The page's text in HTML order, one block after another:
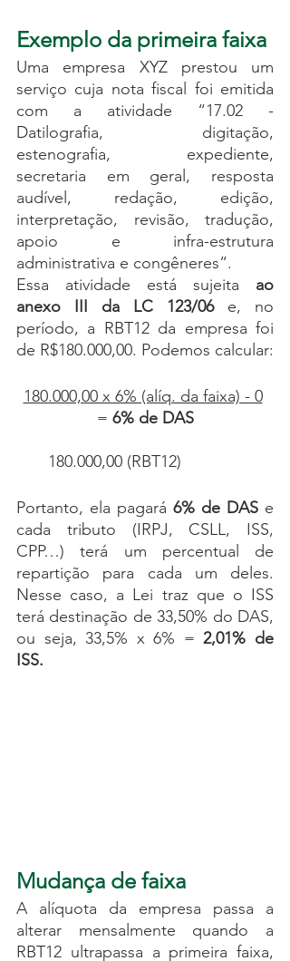
Exemplo da primeira faixa
Uma empresa XYZ prestou um
serviço cuja nota fiscal foi emitida
com a atividade “17.02 -
Datilografia, digitação,
estenografia, expediente,
secretaria em geral, resposta
audível, redação, edição,
interpretação, revisão, tradução,
apoio e infra-estrutura
administrativa e congêneres”.
Essa atividade está sujeita ao
anexo III da LC 123/06 e, no
período, a RBT12 da empresa foi
de R$180.000,00. Podemos calcular:
180.000,00 x 6% (alíq. da faixa) - 0
= 6% de DAS
       180.000,00 (RBT12)
Portanto, ela pagará 6% de DAS e
cada tributo (IRPJ, CSLL, ISS,
CPP…) terá um percentual de
repartição para cada um deles.
Nesse caso, a Lei traz que o ISS
terá destinação de 33,50% do DAS,
ou seja, 33,5% x 6% = 2,01% de
ISS.
Mudança de faixa
A alíquota da empresa passa a
alterar mensalmente quando a
RBT12 ultrapassa a primeira faixa,